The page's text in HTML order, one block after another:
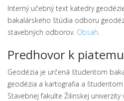
Interný učebný text katedry
bakalárskeho štúdia odboru
stavebných odborov. Obsah.
Predhovor k
Geodézia je určená študentom
geodézia a kartografia a
Stavebnej fakulte Žilinskej univerzity